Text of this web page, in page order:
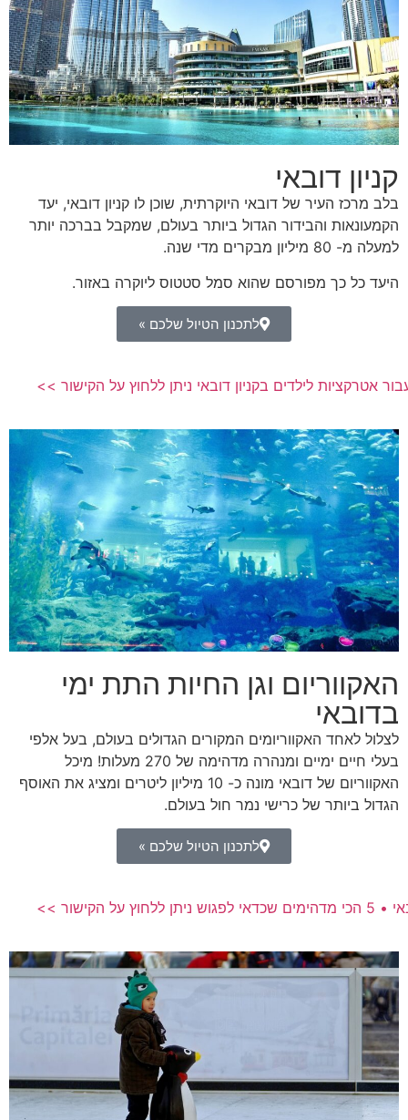
קניון דובאי
בלב מרכז העיר של דובאי היוקרתית, שוכן לו קניון דובאי, יעד
הקמעונאות והבידור הגדול ביותר בעולם, שמקבל בברכה יותר
למעלה מ- 80 מיליון מבקרים מדי שנה.
היעד כל כך מפורסם שהוא סמל סטטוס ליוקרה באזור.
לתכנון הטיול שלכם »
עבור אטרקציות לילדים בקניון דובאי ניתן ללחוץ על הקישור
האקווריום וגן החיות התת ימי
בדובאי
לצלול לאחד האקווריומים המקורים הגדולים בעולם, בעל אלפי
בעלי חיים ימיים ומנהרה מדהימה של 270 מעלות! מיכל
האקווריום של דובאי מונה כ- 10 מיליון ליטרים ומציג את האוסף
הגדול ביותר של כרישי נמר חול בעולם.
לתכנון הטיול שלכם »
הקישור